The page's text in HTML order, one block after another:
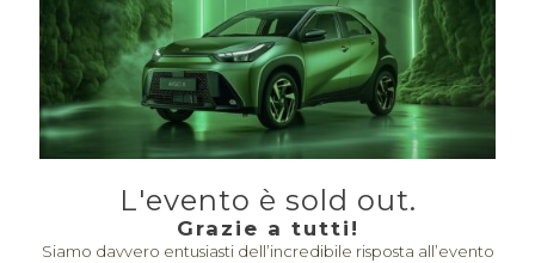
L'evento è sold out.
Grazie a tutti!
Siamo davvero entusiasti dell’incredibile risposta all’evento